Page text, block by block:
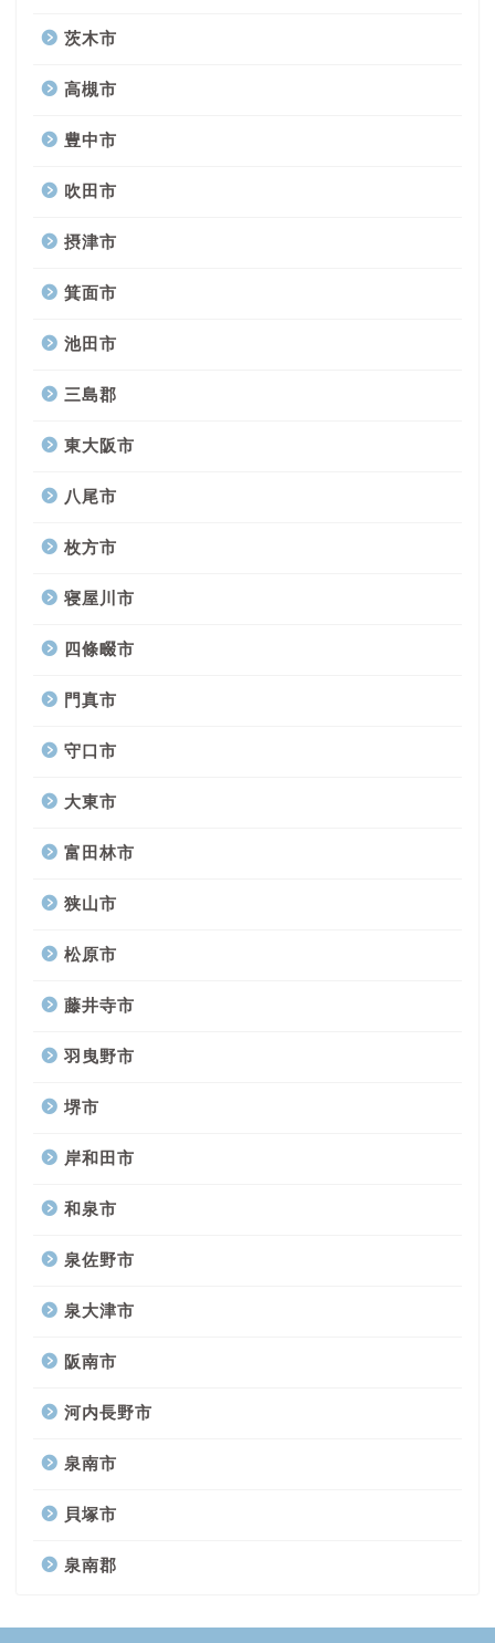
茨木市
高槻市
豊中市
吹田市
摂津市
箕面市
池田市
三島郡
東大阪市
八尾市
枚方市
寝屋川市
四條畷市
門真市
守口市
大東市
富田林市
狭山市
松原市
藤井寺市
羽曳野市
堺市
岸和田市
和泉市
泉佐野市
泉大津市
阪南市
河内長野市
泉南市
貝塚市
泉南郡